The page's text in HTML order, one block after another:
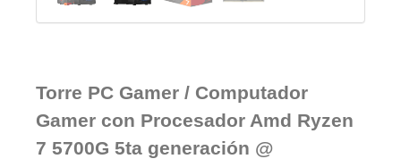
Torre PC Gamer / Computador
Gamer con Procesador Amd Ryzen
7 5700G 5ta generación @